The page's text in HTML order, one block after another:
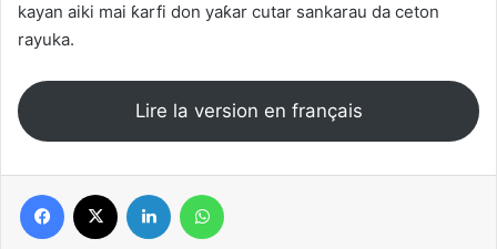
kayan aiki mai ƙarfi don yaƙar cutar sankarau da ceton
rayuka.
Lire la version en français
Facebook Linkedin